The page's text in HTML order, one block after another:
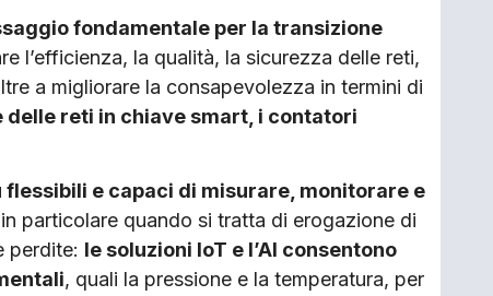
fondamentale per la transizione
l’efficienza, la qualità, la sicurezza delle reti,
a migliorare la consapevolezza in termini di
reti in chiave smart, i contatori
e capaci di misurare, monitorare e
particolare quando si tratta di erogazione di
perdite: le soluzioni IoT e l’AI consentono
, quali la pressione e la temperatura, per